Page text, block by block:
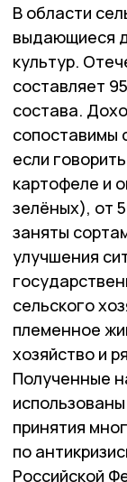
В области
выдающиеся
культур.
составляет
состава.
сопоставимы
если
картофеле и
зелёных), от
заняты
улучшения
сельского
племенное
хозяйство и
Полученные
принятия
по
Российской